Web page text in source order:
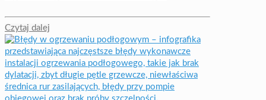
Czytaj dalej